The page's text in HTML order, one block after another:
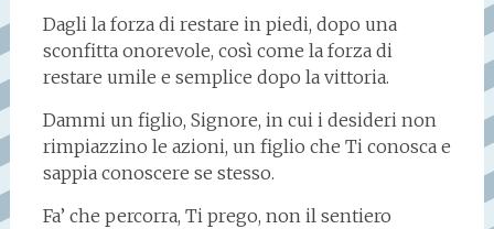
Dagli la forza di restare in piedi, dopo una
sconfitta onorevole, così come la forza di
restare umile e semplice dopo la vittoria.
Dammi un figlio, Signore, in cui i desideri non
rimpiazzino le azioni, un figlio che Ti conosca e
sappia conoscere se stesso.
Fa’ che percorra, Ti prego, non il sentiero